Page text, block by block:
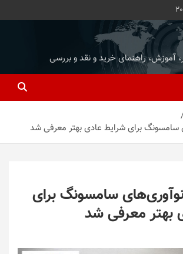
آموزش، راهنمای خرید و نقد و بررسی
سامسونگ برای شرایط عادی بهتر معرفی شد
سامسونگ برای
بهتر معرفی شد